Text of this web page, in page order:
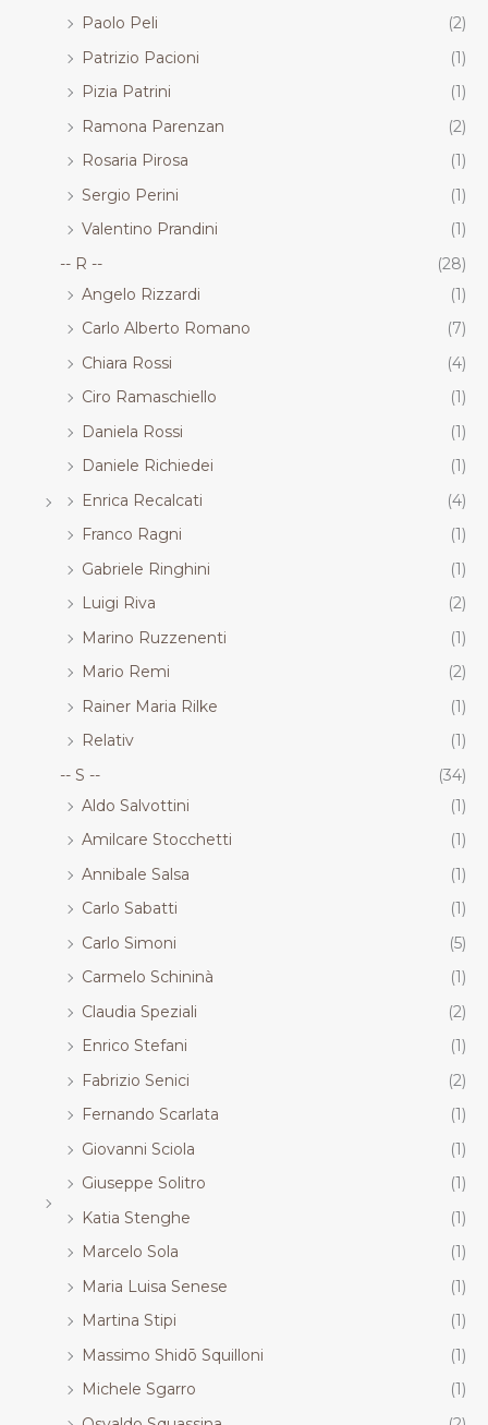
Paolo Peli
(2)
Patrizio Pacioni
(1)
Pizia Patrini
(1)
Ramona Parenzan
(2)
Rosaria Pirosa
(1)
Sergio Perini
(1)
Valentino Prandini
(1)
-- R --
(28)
Angelo Rizzardi
(1)
Carlo Alberto Romano
(7)
Chiara Rossi
(4)
Ciro Ramaschiello
(1)
Daniela Rossi
(1)
Daniele Richiedei
(1)
Enrica Recalcati
(4)
Franco Ragni
(1)
Gabriele Ringhini
(1)
Luigi Riva
(2)
Marino Ruzzenenti
(1)
Mario Remi
(2)
Rainer Maria Rilke
(1)
Relativ
(1)
-- S --
(34)
Aldo Salvottini
(1)
Amilcare Stocchetti
(1)
Annibale Salsa
(1)
Carlo Sabatti
(1)
Carlo Simoni
(5)
Carmelo Schininà
(1)
Claudia Speziali
(2)
Enrico Stefani
(1)
Fabrizio Senici
(2)
Fernando Scarlata
(1)
Giovanni Sciola
(1)
Giuseppe Solitro
(1)
Katia Stenghe
(1)
Marcelo Sola
(1)
Maria Luisa Senese
(1)
Martina Stipi
(1)
Massimo Shidō Squilloni
(1)
Michele Sgarro
(1)